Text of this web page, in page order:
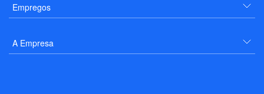
Empregos
A Empresa